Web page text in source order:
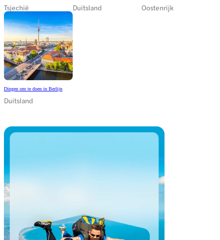
Tsjechië Duitsland Oostenrijk
Dingen om te doen in Berlijn
Duitsland